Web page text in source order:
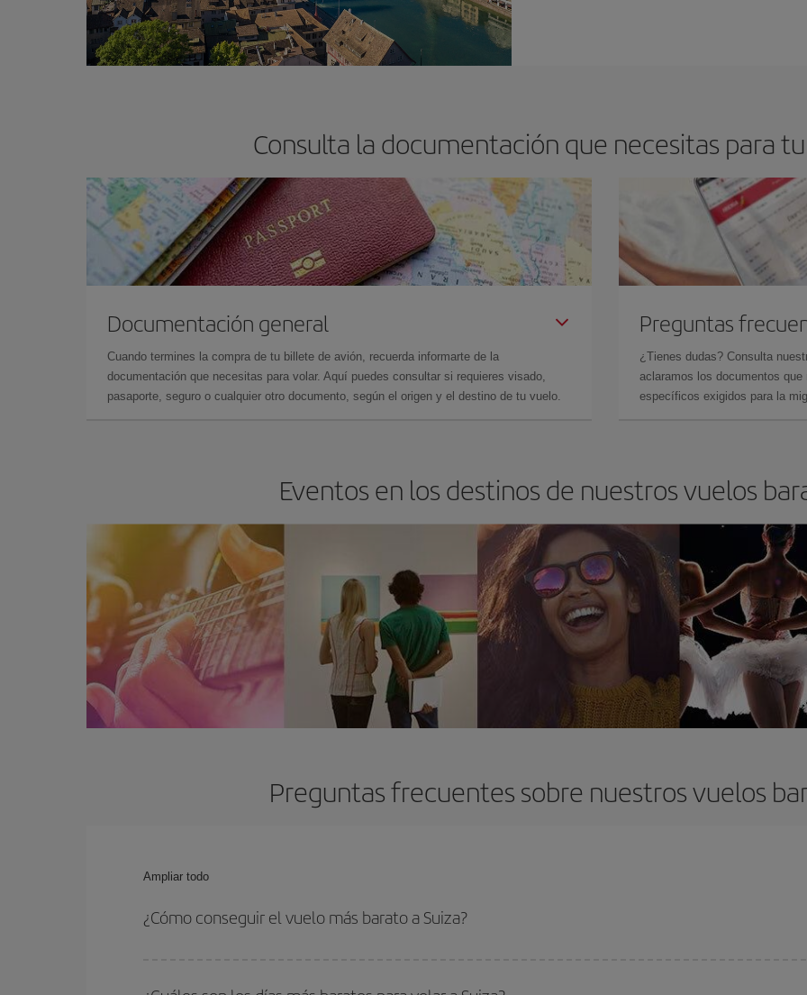
Consulta la documentación que necesitas para
Documentación general
Cuando termines la compra de tu billete de avión, recuerda informarte de la
documentación que necesitas para volar. Aquí puedes consultar si requieres visado,
pasaporte, seguro o cualquier otro documento, según el origen y el destino de tu vuelo.
Preguntas
¿Tienes dudas? Consulta
aclaramos los documentos
específicos exigidos para la
Eventos en los destinos de nuestros vuelos
Preguntas frecuentes sobre nuestros vuelos
Ampliar todo
¿Cómo conseguir el vuelo más barato a Suiza?
vuelta. Además, si no tienes decidido un destino concreto para tu viaje, mira nuestras ofertas y déjate inspirar: seguro que